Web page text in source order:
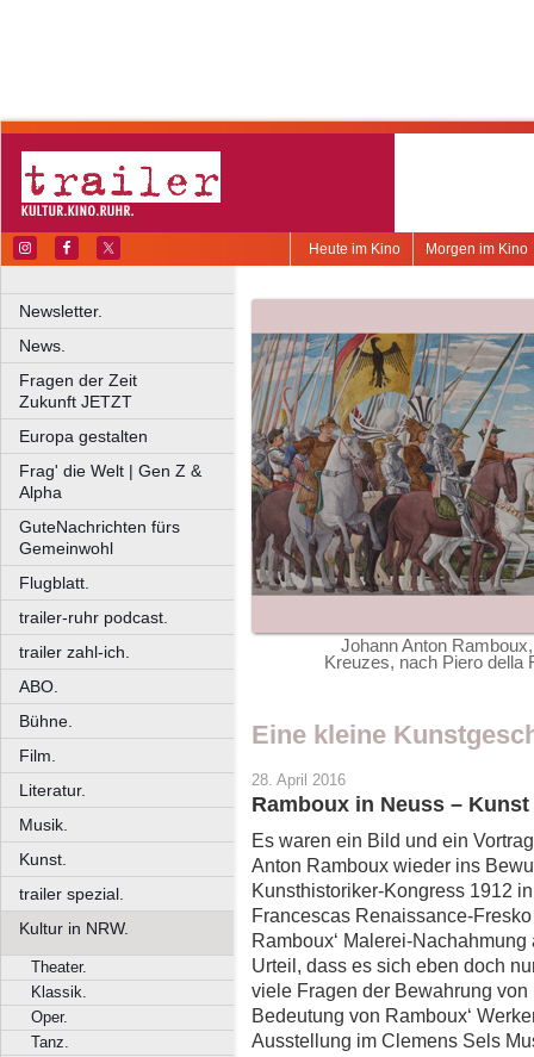
Morgen im Kino
Heute im Kino
Newsletter.
News.
Fragen der Zeit
Zukunft JETZT
Europa gestalten
Frag' die Welt | Gen Z &
Alpha
GuteNachrichten fürs
Gemeinwohl
Flugblatt.
trailer-ruhr podcast.
trailer zahl-ich.
ABO.
Bühne.
Film.
Literatur.
Musik.
Kunst.
trailer spezial.
Kultur in NRW.
Theater.
Klassik.
Oper.
Tanz.
Johann Anton
Kreuzes, nach Piero della
Eine kleine
28. April 2016
Ramboux in Neuss – Kunst
Es waren ein Bild und ein
Anton Ramboux wieder ins
Kunsthistoriker-Kongress 1912
Francescas Renaissance-
Ramboux‘ Malerei-
Urteil, dass es sich eben doch
viele Fragen der Bewahrung
Bedeutung von Ramboux‘
Ausstellung im Clemens Sels